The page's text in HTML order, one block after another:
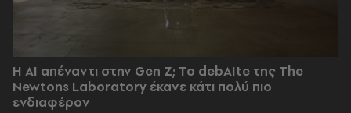
Η AI απέναντι στην Gen Z; Το debAIte της The
Newtons Laboratory έκανε κάτι πολύ πιο
ενδιαφέρον